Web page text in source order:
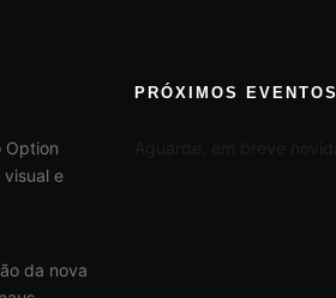
Option
e
da nova
PRÓXIMOS EVENTOS